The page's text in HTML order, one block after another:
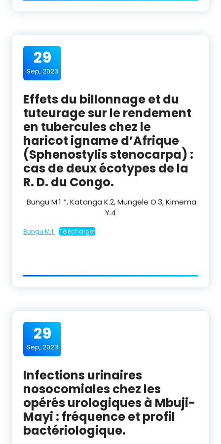
29
Sep, 2023
Effets du billonnage et du
tuteurage sur le rendement
en tubercules chez le
haricot igname d’Afrique
(Sphenostylis stenocarpa) :
cas de deux écotypes de la
R. D. du Congo.
Bungu M.1 *, Katanga K.2, Mungele O.3, Kimema
Y.4
Bungu M.1 Télécharger
29
Sep, 2023
Infections urinaires
nosocomiales chez les
opérés urologiques à Mbuji-
Mayi : fréquence et profil
bactériologique.